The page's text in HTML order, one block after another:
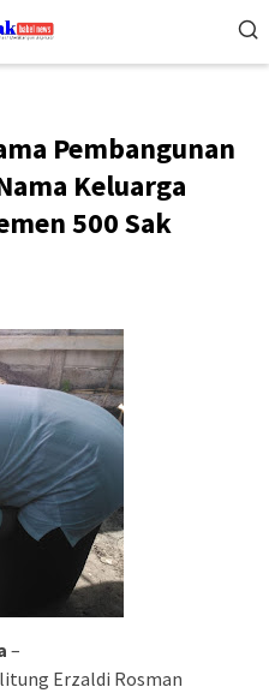
Pembangunan
Keluarga
500 Sak
–
Erzaldi Rosman